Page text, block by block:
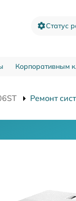
Статус
Корпоративным
Ремонт